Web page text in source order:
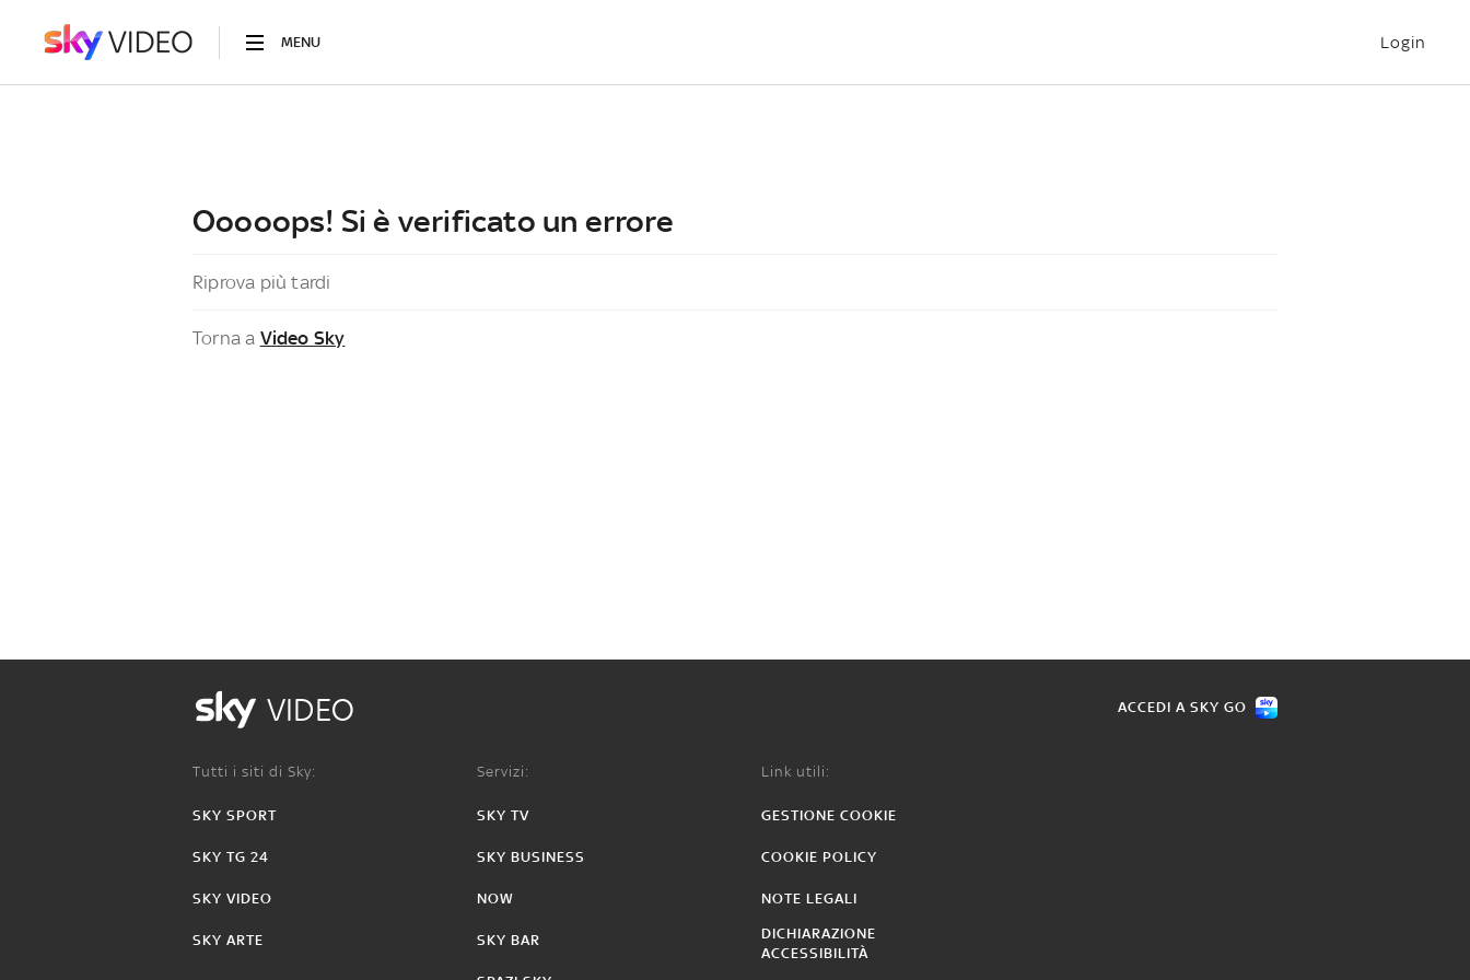
MENU Login
Ooooops! Si è verificato un errore
Riprova più tardi
Torna a Video Sky
VIDEO ACCEDI A SKY GO
Tutti i siti di Sky:
SKY SPORT
SKY TG 24
SKY VIDEO
SKY ARTE
Servizi:
SKY TV
SKY BUSINESS
NOW
SKY BAR
Link utili:
GESTIONE COOKIE
COOKIE POLICY
NOTE LEGALI
DICHIARAZIONE
ACCESSIBILITÀ